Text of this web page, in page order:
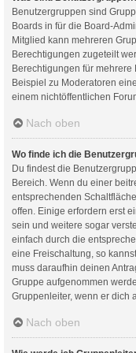
Benutzergruppen sind
Boards in für die Board-
Mitglied kann mehreren
Berechtigungen zugeteilt
Berechtigungen für
Beispiel zu Moderatoren
einem nichtöffentlichen
Nach oben
Wo finde ich die
Du findest die
Bereich. Wenn du einer
entsprechenden
offen. Einige erfordern erst
sein und weitere sogar
einfach durch die
eine Freischaltung, so
muss daraufhin deinen
Gruppe aufgenommen
Gruppenleiter, wenn er dich
Nach oben